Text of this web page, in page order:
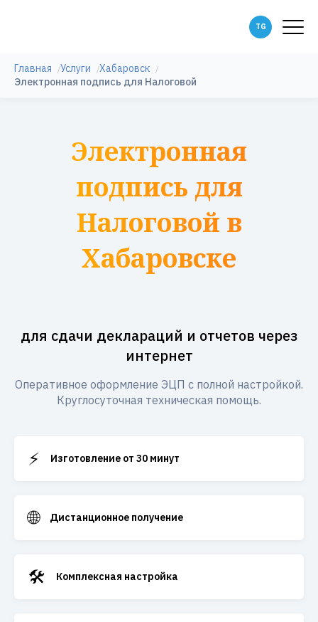
Главная Услуги
Хабаровск
Электронная подпись для Налоговой
Электронная
подпись для
Налоговой в
Хабаровске
для сдачи деклараций и отчетов через
интернет
Оперативное оформление ЭЦП с полной настройкой.
Круглосуточная техническая помощь.
⚡ Изготовление от 30 минут
🌐 Дистанционное получение
🛠️ Комплексная настройка